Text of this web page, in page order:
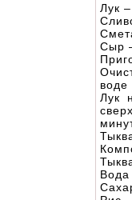
Лук
Сыр
воде
Лук
Вода